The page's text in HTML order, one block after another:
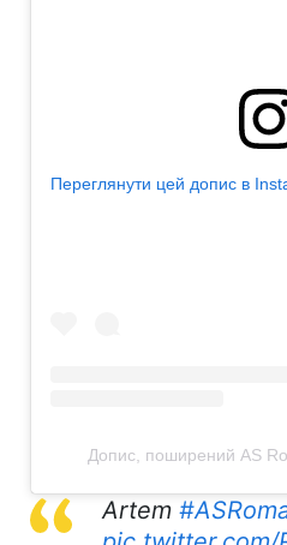
Переглянути цей допис в
Допис, поширений AS
Artem